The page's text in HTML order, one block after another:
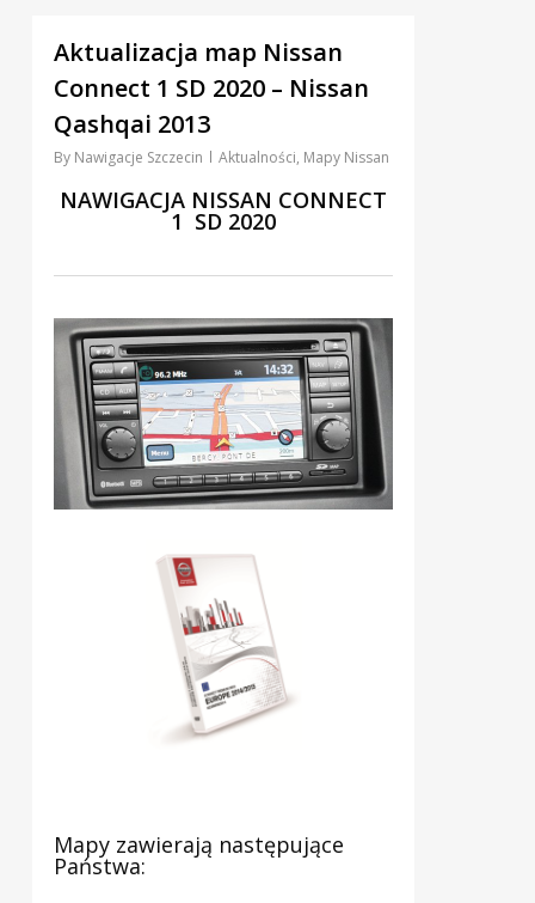
Aktualizacja map Nissan
Connect 1 SD 2020 – Nissan
Qashqai 2013
By Nawigacje Szczecin Aktualności, Mapy Nissan
NAWIGACJA NISSAN CONNECT
1 SD 2020
Mapy zawierają następujące
Państwa: